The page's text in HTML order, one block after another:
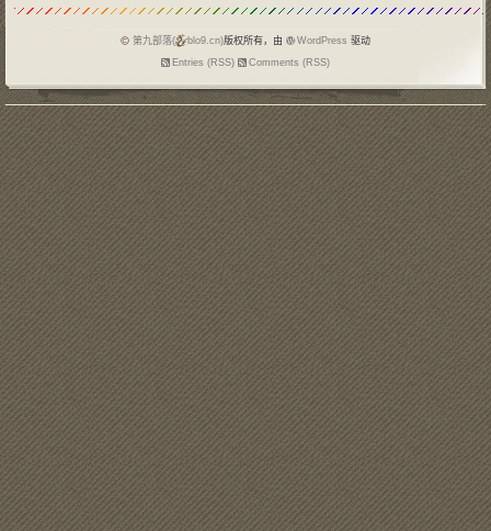
预；加强监管，整顿主要农产品收购秩序
第九部落( blo9.cn)版权所有，由 WordPress 驱动
Entries (RSS)
Comments (RSS)